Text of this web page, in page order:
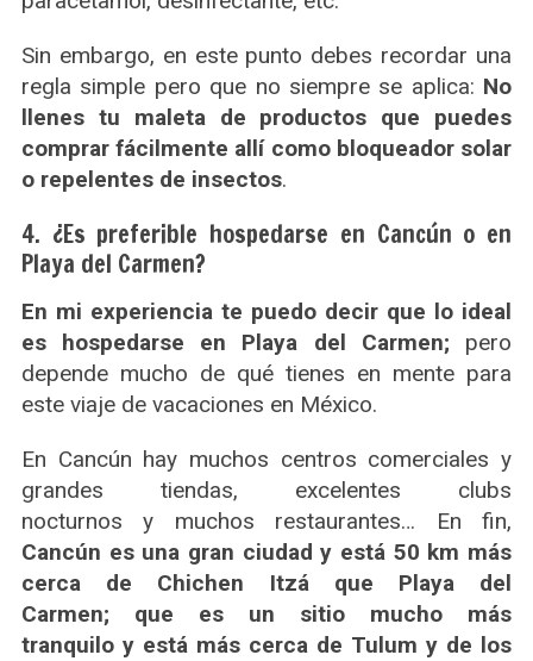
Sin embargo, en este punto debes recordar una
regla simple pero que no siempre se aplica: No
llenes tu maleta de productos que puedes
comprar fácilmente allí como bloqueador solar
o repelentes de insectos.
4. ¿Es preferible hospedarse en Cancún o en
Playa del Carmen?
En mi experiencia te puedo decir que lo ideal
es hospedarse en Playa del Carmen; pero
depende mucho de qué tienes en mente para
este viaje de vacaciones en México.
En Cancún hay muchos centros comerciales y
grandes tiendas, excelentes clubs
nocturnos y muchos restaurantes… En fin,
Cancún es una gran ciudad y está 50 km más
cerca de Chichen Itzá que Playa del
Carmen; que es un sitio mucho más
tranquilo y está más cerca de Tulum y de los